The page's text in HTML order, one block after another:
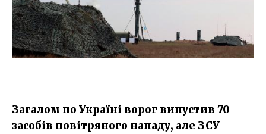
Загалом по Україні ворог випустив 70
засобів повітряного нападу, але ЗСУ